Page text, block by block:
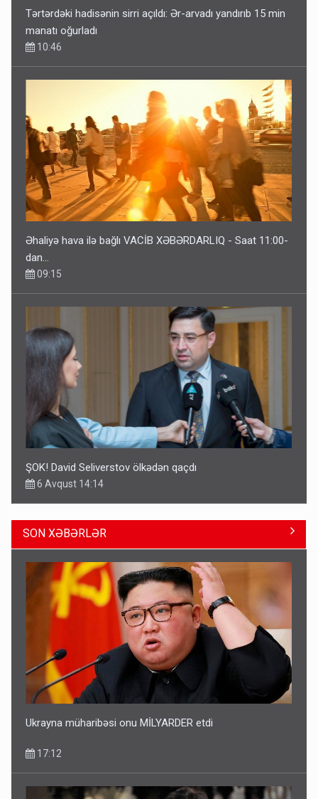
Tərtərdəki hadisənin sirri açıldı: Ər-arvadı yandırıb 15 min
manatı oğurladı
10:46
Əhaliyə hava ilə bağlı VACİB XƏBƏRDARLIQ - Saat 11:00-
dan…
09:15
ŞOK! David Seliverstov ölkədən qaçdı
6 Avqust 14:14
Geri çağırılan səfir Abel Məhərrəmovun oğludur - DOSYE
14:07
SON XƏBƏRLƏR
Ukrayna müharibəsi onu MİLYARDER etdi
17:12